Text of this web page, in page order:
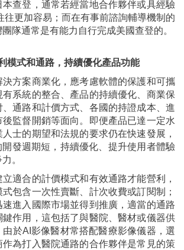
本查登，通常若經當地合作夥伴或具經驗
往更加容易；而在有事前諮詢輔導機制的
隊通常是有能力自行完成美國查登的。
模式和通路，持續優化產品功能
決方案商業化，應考慮軟體的保護和可攜
系統的整合、產品的持續優化、商業保
、通路和計價方式、各國的持證成本、進
後監督開銷等面向。即便產品已達一定水
士的期望和法規的要求仍在快速發展，
發週期短，持續優化、提升使用者體驗
。
適合的計價模式和有效通路才能營利，
包含一次性賣斷、計次收費或訂閱制；
進入國際市場並得到推廣，適當的通路
鍵作用，這包括了與醫院、醫材或儀器供
由於AI影像醫材常搭配醫療影像儀器，選
作為打入醫院通路的合作夥伴是常見的策